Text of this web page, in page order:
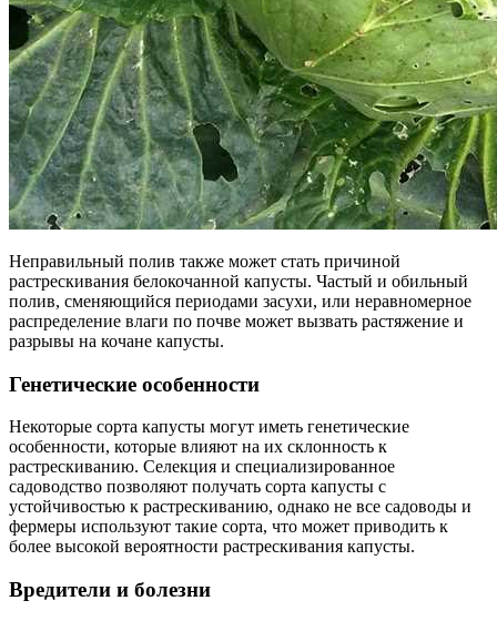
Неправильный полив также может стать причиной
растрескивания белокочанной капусты. Частый и обильный
полив, сменяющийся периодами засухи, или неравномерное
распределение влаги по почве может вызвать растяжение и
разрывы на кочане капусты.
Генетические особенности
Некоторые сорта капусты могут иметь генетические
особенности, которые влияют на их склонность к
растрескиванию. Селекция и специализированное
садоводство позволяют получать сорта капусты с
устойчивостью к растрескиванию, однако не все садоводы и
фермеры используют такие сорта, что может приводить к
более высокой вероятности растрескивания капусты.
Вредители и болезни